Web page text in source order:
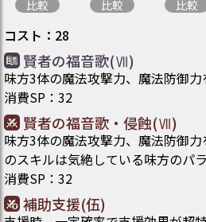
比較 比較 比較
コスト ： 28
賢者の福音歌(Ⅶ)
味方3体の魔法攻撃力、魔法防御力
消費SP ： 32
賢者の福音歌・侵蝕(Ⅶ)
味方3体の魔法攻撃力、魔法防御
のスキルは気絶している味方のパ
消費SP ： 32
補助支援(伍)